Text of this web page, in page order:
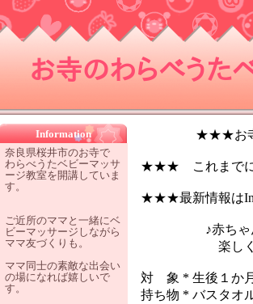
お寺のわらべうたベ
★★★お寺のわ
★★★ これまでに
★★★最新情報は
♪赤ちゃんの
楽しく歌った
対 象 * 生後１か
持ち物 * バスタオ
Information
奈良県桜井市のお寺で
わらべうたベビーマッサ
ージ教室を開講していま
す。
ご近所のママと一緒にベ
ビーマッサージしながら
ママ友づくりも。
ママ同士の素敵な出会い
の場になれば嬉しいで
す。